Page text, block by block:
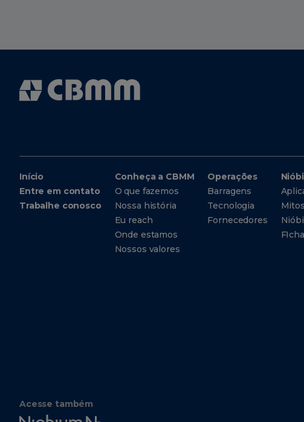
Início
Entre em contato
Trabalhe conosco
Conheça a CBMM
O que fazemos
Nossa história
Eu reach
Onde estamos
Nossos valores
Operações
Barragens
Tecnologia
Fornecedores
Acesse também
Niobium